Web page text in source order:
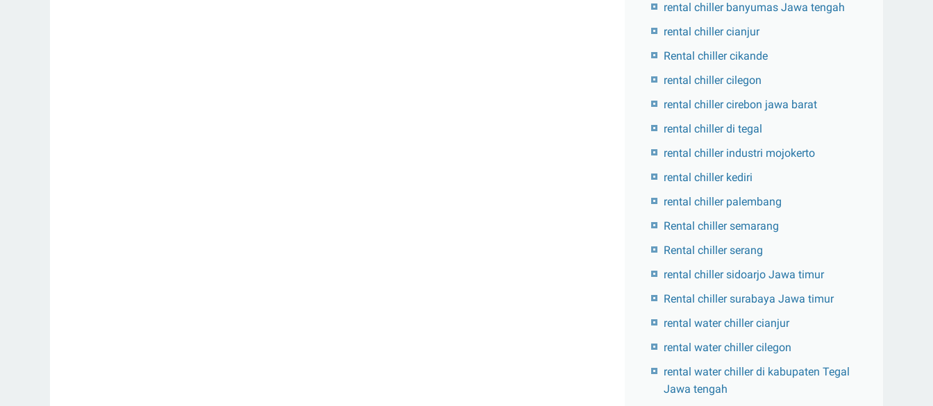
rental chiller banyumas Jawa tengah
rental chiller cianjur
Rental chiller cikande
rental chiller cilegon
rental chiller cirebon jawa barat
rental chiller di tegal
rental chiller industri mojokerto
rental chiller kediri
rental chiller palembang
Rental chiller semarang
Rental chiller serang
rental chiller sidoarjo Jawa timur
Rental chiller surabaya Jawa timur
rental water chiller cianjur
rental water chiller cilegon
rental water chiller di kabupaten Tegal
Jawa tengah